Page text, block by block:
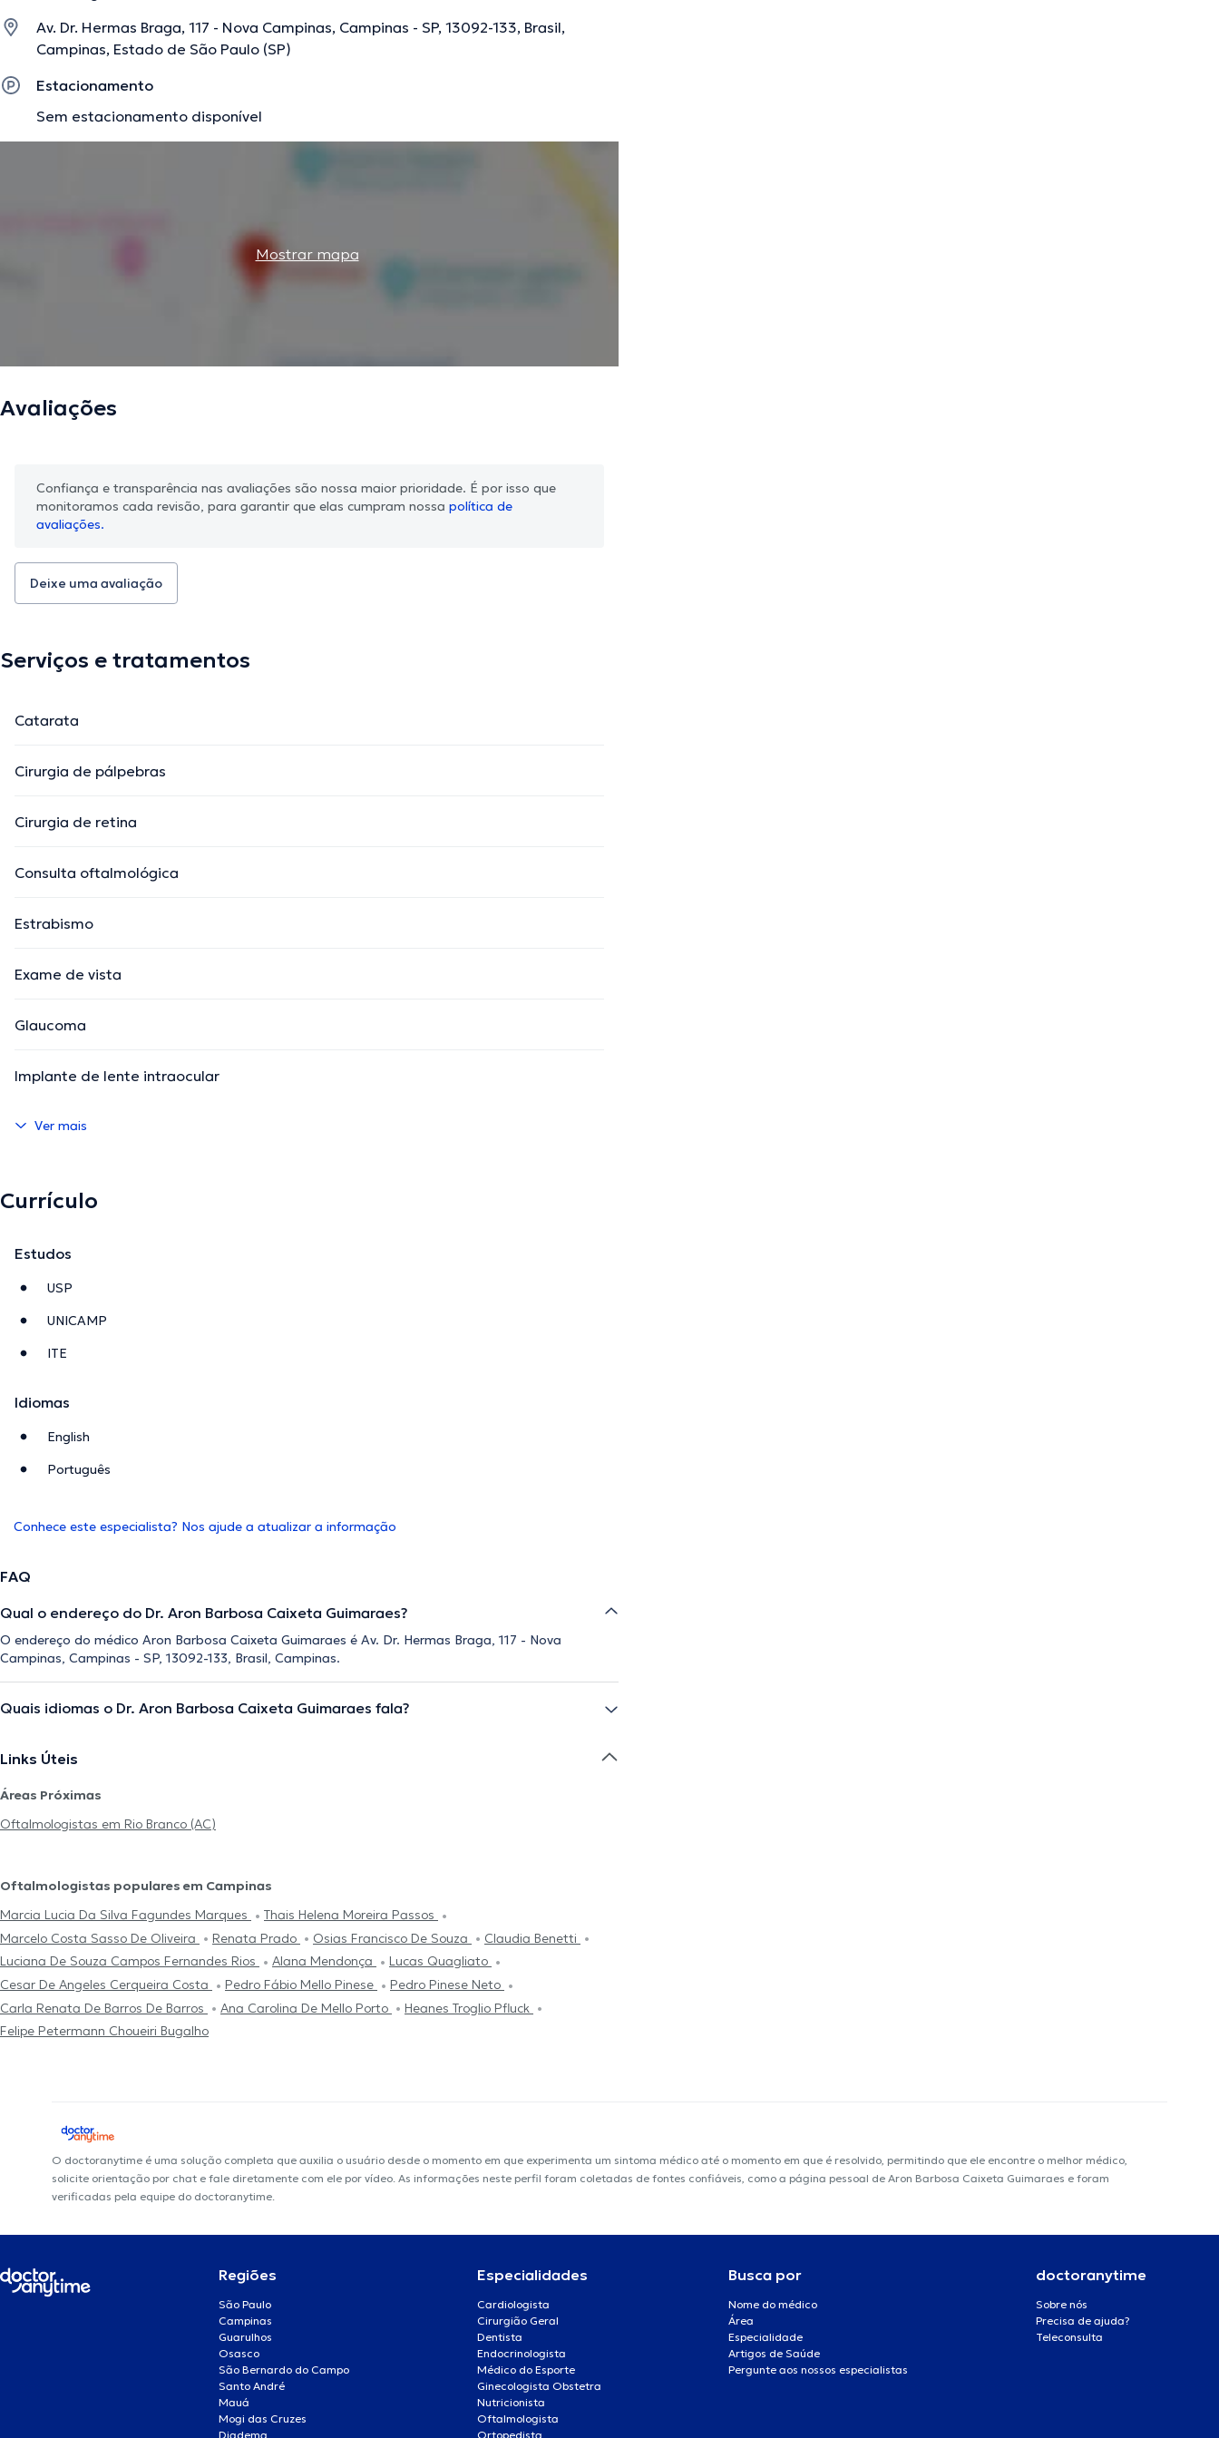
Av. Dr. Hermas Braga, 117 - Nova Campinas, Campinas - SP, 13092-133, Brasil,
Campinas, Estado de São Paulo (SP)
Estacionamento
Sem estacionamento disponível
Mostrar mapa
Avaliações
Confiança e transparência nas avaliações são nossa maior prioridade. É por isso que
monitoramos cada revisão, para garantir que elas cumpram nossa política de
avaliações.
Deixe uma avaliação
Serviços e tratamentos
Catarata
Cirurgia de pálpebras
Cirurgia de retina
Consulta oftalmológica
Estrabismo
Exame de vista
Glaucoma
Implante de lente intraocular
Ver mais
Currículo
Estudos
USP
UNICAMP
ITE
Idiomas
English
Português
Conhece este especialista? Nos ajude a atualizar a informação
FAQ
Qual o endereço do Dr. Aron Barbosa Caixeta Guimaraes?
O endereço do médico Aron Barbosa Caixeta Guimaraes é Av. Dr. Hermas Braga, 117 - Nova
Campinas, Campinas - SP, 13092-133, Brasil, Campinas.
Quais idiomas o Dr. Aron Barbosa Caixeta Guimaraes fala?
Links Úteis
Áreas Próximas
Oftalmologistas em Rio Branco (AC)
Oftalmologistas populares em Campinas
Marcia Lucia Da Silva Fagundes Marques
Thais Helena Moreira Passos
Marcelo Costa Sasso De Oliveira
Renata Prado Osias Francisco De Souza
Claudia Benetti
Luciana De Souza Campos Fernandes Rios
Alana Mendonça
Lucas Quagliato
Cesar De Angeles Cerqueira Costa
Pedro Fábio Mello Pinese
Pedro Pinese Neto
Carla Renata De Barros De Barros
Ana Carolina De Mello Porto
Heanes Troglio Pfluck
Felipe Petermann Choueiri Bugalho
O doctoranytime é uma solução completa que auxilia o usuário desde o momento em que experimenta um sintoma médico até o momento em que é resolvido, permitindo que ele encontre o melhor médico,
solicite orientação por chat e fale diretamente com ele por vídeo. As informações neste perfil foram coletadas de fontes confiáveis, como a página pessoal de Aron Barbosa Caixeta Guimaraes e foram
verificadas pela equipe do doctoranytime.
Regiões
São Paulo
Campinas
Guarulhos
Osasco
São Bernardo do Campo
Santo André
Mauá
Mogi das Cruzes
Diadema
Especialidades
Cardiologista
Cirurgião Geral
Dentista
Endocrinologista
Médico do Esporte
Ginecologista Obstetra
Nutricionista
Oftalmologista
Ortopedista
Busca por
Nome do médico
Área
Especialidade
Artigos de Saúde
Pergunte aos nossos especialistas
doctoranytime
Sobre nós
Precisa de ajuda?
Teleconsulta